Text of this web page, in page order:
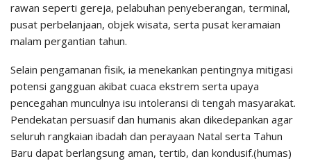
rawan seperti gereja, pelabuhan penyeberangan, terminal,
pusat perbelanjaan, objek wisata, serta pusat keramaian
malam pergantian tahun.
Selain pengamanan fisik, ia menekankan pentingnya mitigasi
potensi gangguan akibat cuaca ekstrem serta upaya
pencegahan munculnya isu intoleransi di tengah masyarakat.
Pendekatan persuasif dan humanis akan dikedepankan agar
seluruh rangkaian ibadah dan perayaan Natal serta Tahun
Baru dapat berlangsung aman, tertib, dan kondusif.(humas)